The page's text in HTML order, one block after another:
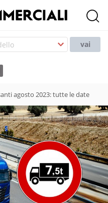
vai
agosto 2023: tutte le date